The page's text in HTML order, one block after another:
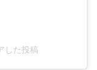
した投稿